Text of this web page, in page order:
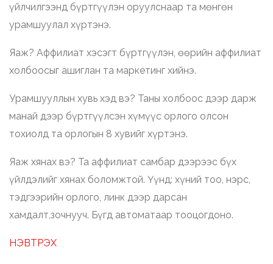
үйлчилгээнд бүртгүүлэн оруулснаар та мөнгөн
урамшуулал хүртэнэ.
Яаж? Аффилиат хэсэгт бүртгүүлэн, өөрийн аффилиат
холбоосыг ашиглан та маркетинг хийнэ.
Урамшууллын хувь хэд вэ? Таны холбоос дээр дарж
манай дээр бүртгүүлсэн хүмүүс орлого олсон
тохиолд та орлогын 8 хувийг хүртэнэ.
Яаж хянах вэ? Та аффилиат самбар дээрээс бүх
үйлдэлийг хянах боломжтой. Үүнд: хүний тоо, нэрс,
тэдгээрийн орлого, линк дээр дарсан
хамдалт,зочнууч. Бүгд автоматаар тооцогдоно.
НЭВТРЭХ